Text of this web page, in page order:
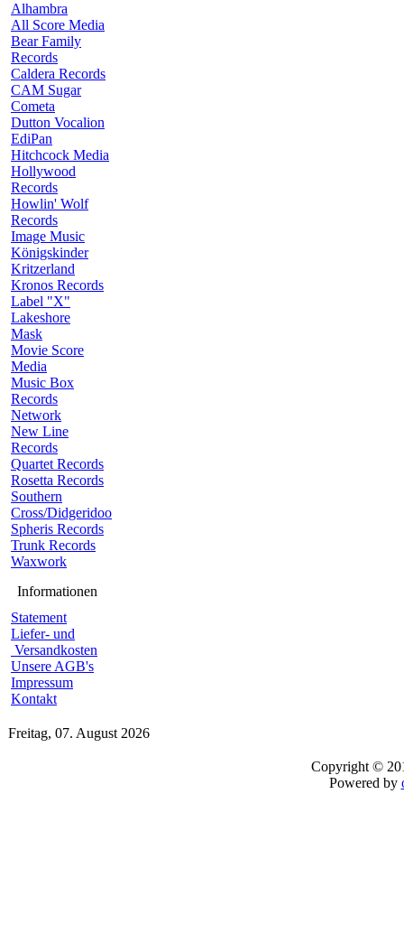
Alhambra
All Score Media
Bear Family
Records
Caldera Records
CAM Sugar
Cometa
Dutton Vocalion
EdiPan
Hitchcock Media
Hollywood
Records
Howlin' Wolf
Records
Image Music
Königskinder
Kritzerland
Kronos Records
Label "X"
Lakeshore
Mask
Movie Score
Media
Music Box
Records
Network
New Line
Records
Quartet Records
Rosetta Records
Southern
Cross/Didgeridoo
Spheris Records
Trunk Records
Waxwork
Informationen
Statement
Liefer- und
Versandkosten
Unsere AGB's
Impressum
Kontakt
Freitag, 07. August 2026
Copyright ©
Powered by